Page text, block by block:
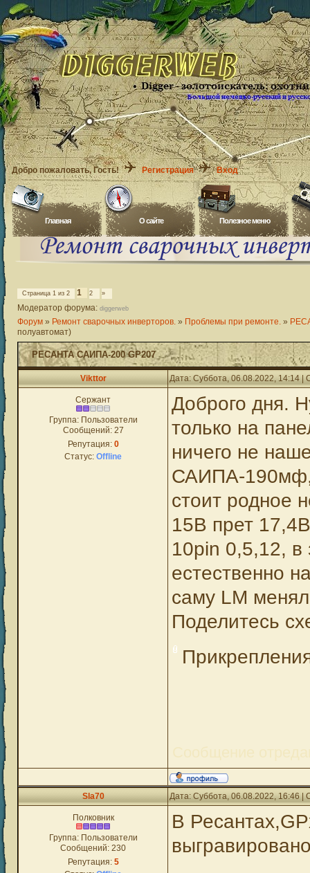
Добро пожаловать, Гость! Регистрация Вход
Главная O сайте Полезное меню
Страница 1 из 2 1 2 »
Модератор форума: diggerweb
Форум » Ремонт сварочных инверторов. » Проблемы при ремонте. »
полуавтомат)
РЕСАНТА САИПА-200 GP207
Vikttor Дата: Суббота, 06.08.2022, 14:14
Сержант
Группа: Пользователи
Сообщений: 27
Репутация: 0
Статус: Offline
Доброго дня.
только на
ничего не
САИПА-190мф,
стоит родное
15В прет
10pin 0,5,12, в
естественно
саму LM
Поделитесь
Sla70 Дата: Суббота, 06.08.2022, 16:46
Полковник
Группа: Пользователи
Сообщений: 230
Репутация: 5
В